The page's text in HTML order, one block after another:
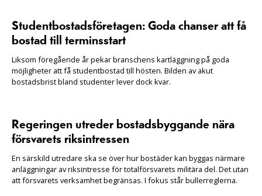
Studentbostadsföretagen: Goda chanser att få
bostad till terminsstart
Liksom föregående år pekar branschens kartläggning på goda
möjligheter att få studentbostad till hösten. Bilden av akut
bostadsbrist bland studenter lever dock kvar.
Regeringen utreder bostadsbyggande nära
försvarets riksintressen
En särskild utredare ska se över hur bostäder kan byggas närmare
anläggningar av riksintresse för totalförsvarets militära del. Det utan
att försvarets verksamhet begränsas. I fokus står bullerreglerna.